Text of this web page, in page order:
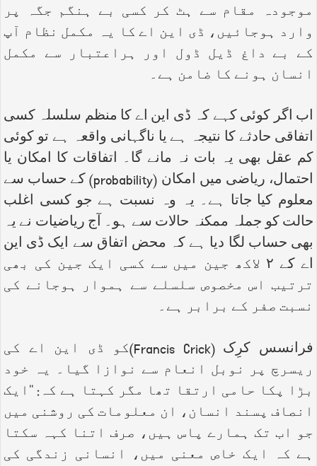
موجودہ مقام سے ہٹ کر کسی بے ہنگم جگہ پر
وارد ہوجائیں، ڈی این اے کا یہ مکمل نظام آپ
کے بے داغ ڈیل ڈول اور ہراعتبار سے مکمل
انسان ہونے کا ضامن ہے۔
اب اگر کوئی کہے کہ ڈی این اے کا منظم سلسلہ کسی
اتفاقی حادثے کا نتیجہ ہے یا ناگہانی واقعہ ہے تو کوئی
کم عقل بھی یہ بات نہ مانے گا۔ اتفاقات کا امکان یا
احتمال، ریاضی میں امکان (probability) کے حساب سے
معلوم کیا جاتا ہے۔ یہ وہ نسبت ہے جو کسی اغلب
حالت کو جملہ ممکنہ حالات سے ہو۔ آج ریاضیات نے یہ
بھی حساب لگا دیا ہے کہ محض اتفاق سے ایک ڈی این
اے کے ۲ لاکھ جین میں سے کسی ایک جین کی بھی
ترتیب اس مخصوص سلسلے سے ہموار ہوجانے کی
نسبت صفر کے برابر ہے۔
فرانسس کرِک (Francis Crick)کو ڈی این اے کی
ریسرچ پر نوبل انعام سے نوازا گیا۔ یہ خود
بڑا پکا حامی ارتقا تھا مگر کہتا ہے کہ: ‘‘ایک
انصاف پسند انسان، ان معلومات کی روشنی میں
جو اب تک ہمارے پاس ہیں، صرف اتنا کہہ سکتا
ہے کہ ایک خاص معنی میں، انسانی زندگی کی